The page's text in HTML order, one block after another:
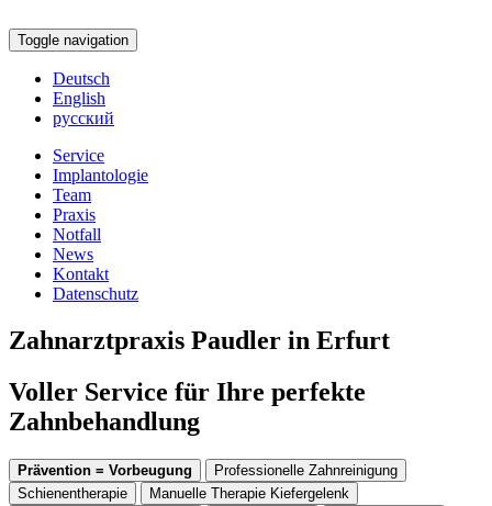
Toggle navigation
Deutsch
English
русский
Service
Implantologie
Team
Praxis
Notfall
News
Kontakt
Datenschutz
Zahnarztpraxis Paudler in Erfurt
Voller Service für Ihre perfekte
Zahnbehandlung
Prävention = Vorbeugung
Professionelle Zahnreinigung
Schienentherapie
Manuelle Therapie Kiefergelenk